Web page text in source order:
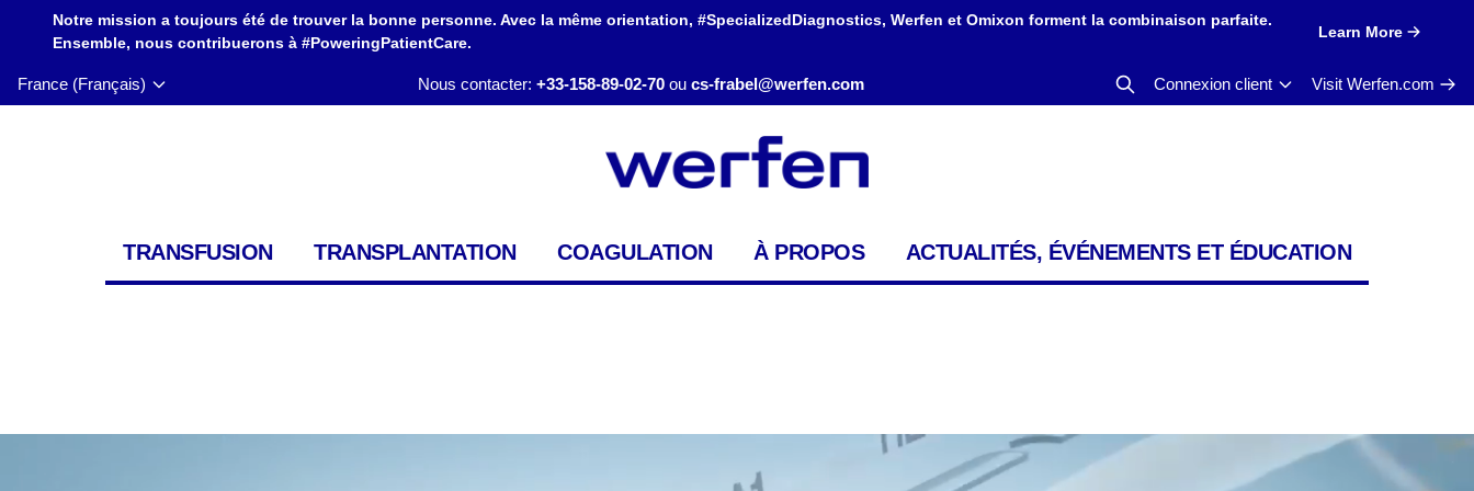
Notre mission a toujours été de trouver la bonne personne. Avec la même orientation, #SpecializedDiagnostics, Werfen et Omixon forment la combinaison parfaite.
Ensemble, nous contribuerons à #PoweringPatientCare.
Learn More
France (Français) Nous contacter: +33-158-89-02-70 ou cs-frabel@werfen.com Connexion client Visit Werfen.com
TRANSFUSION TRANSPLANTATION COAGULATION À PROPOS ACTUALITÉS, ÉVÉNEMENTS ET ÉDUCATION